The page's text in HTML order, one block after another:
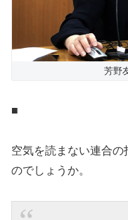
芳野
■
空気を読まない連合
のでしょうか。